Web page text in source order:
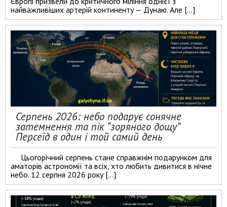
найважливіших артерій континенту — Дунаю. Але […]
Серпень 2026: небо подарує сонячне
затемнення та пік “зоряного дощу”
Персеїд в один і той самий день
Цьогорічний серпень стане справжнім подарунком для
аматорів астрономії та всіх, хто любить дивитися в нічне
небо. 12 серпня 2026 року […]